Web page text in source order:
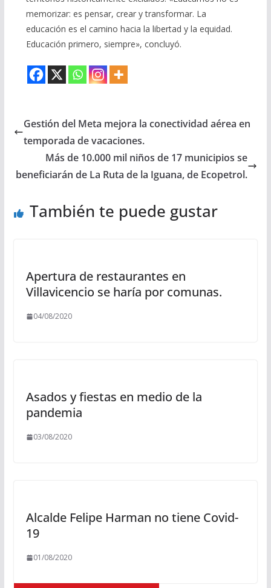
memorizar: es pensar, crear y transformar. La
educación es el camino hacia la libertad y la equidad.
Educación primero, siempre», concluyó.
Gestión del Meta mejora la conectividad aérea en
temporada de vacaciones.
Más de 10.000 mil niños de 17 municipios se
beneficiarán de La Ruta de la Iguana, de Ecopetrol.
También te puede gustar
Apertura de restaurantes en
Villavicencio se haría por comunas.
04/08/2020
Asados y fiestas en medio de la
pandemia
03/08/2020
Alcalde Felipe Harman no tiene Covid-
19
01/08/2020